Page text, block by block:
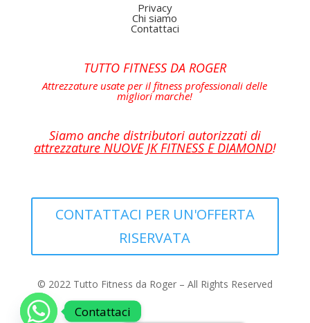
Privacy
Chi siamo
Contattaci
TUTTO FITNESS DA ROGER
Attrezzature usate per il fitness professionali delle
migliori marche!
Siamo anche distributori autorizzati di
attrezzature NUOVE JK FITNESS E DIAMOND!
CONTATTACI PER UN'OFFERTA
RISERVATA
© 2022 Tutto Fitness da Roger – All Rights Reserved
Contattaci